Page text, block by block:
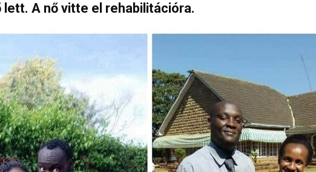
A nő vitte el rehabilitációra.